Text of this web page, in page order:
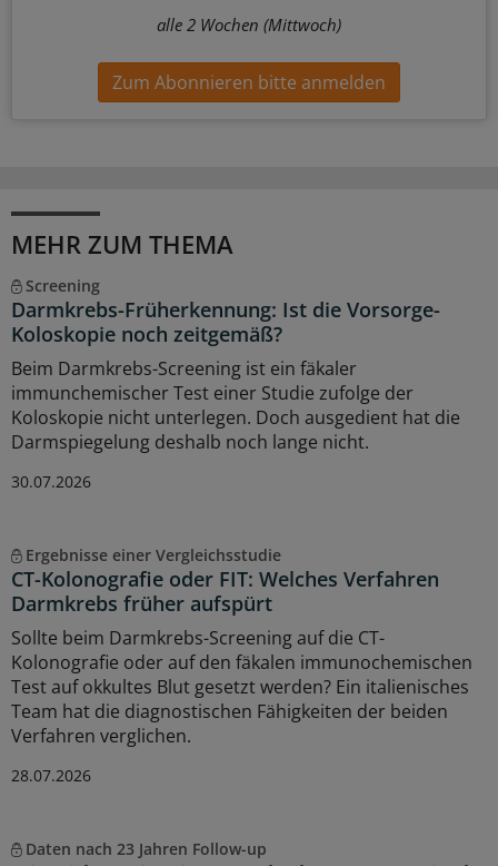
alle 2 Wochen (Mittwoch)
Zum Abonnieren bitte anmelden
MEHR ZUM THEMA
Screening
Darmkrebs-Früherkennung: Ist die Vorsorge-
Koloskopie noch zeitgemäß?
Beim Darmkrebs-Screening ist ein fäkaler
immunchemischer Test einer Studie zufolge der
Koloskopie nicht unterlegen. Doch ausgedient hat die
Darmspiegelung deshalb noch lange nicht.
30.07.2026
Ergebnisse einer Vergleichsstudie
CT-Kolonografie oder FIT: Welches Verfahren
Darmkrebs früher aufspürt
Sollte beim Darmkrebs-Screening auf die CT-
Kolonografie oder auf den fäkalen immunochemischen
Test auf okkultes Blut gesetzt werden? Ein italienisches
Team hat die diagnostischen Fähigkeiten der beiden
Verfahren verglichen.
28.07.2026
Daten nach 23 Jahren Follow-up